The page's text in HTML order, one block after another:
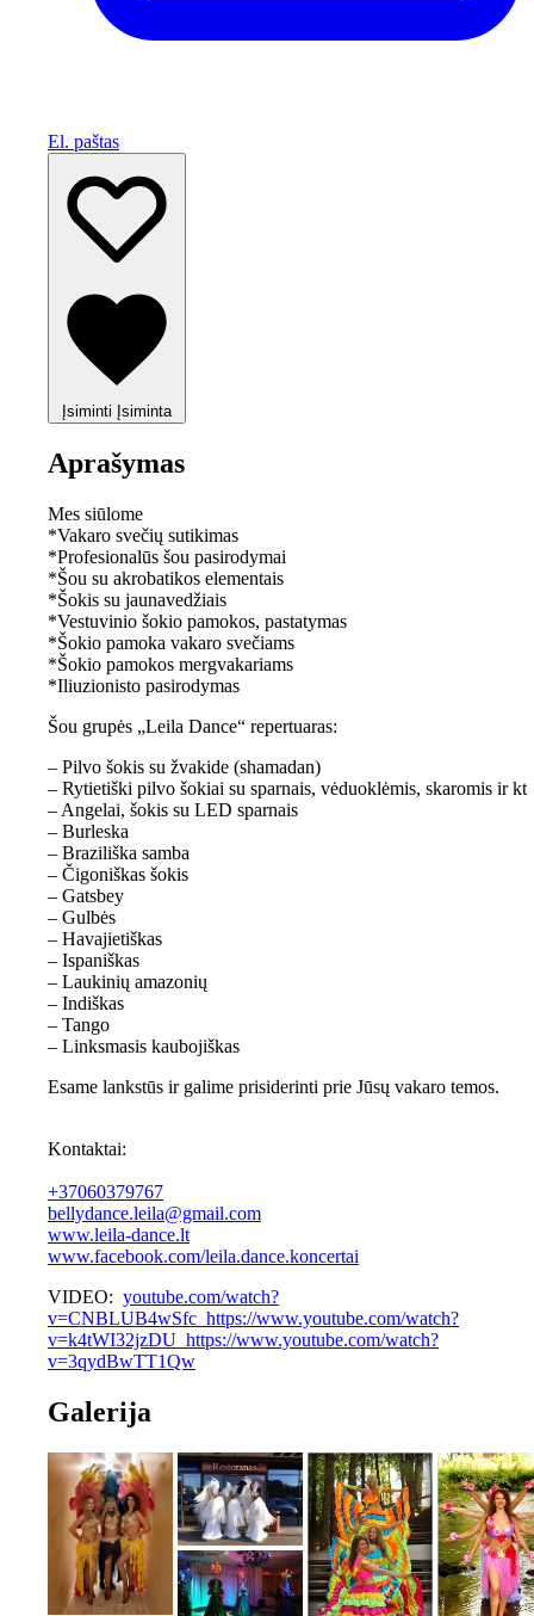
El. paštas
Įsiminti Įsiminta
Aprašymas
Mes siūlome
*Vakaro svečių sutikimas
*Profesionalūs šou pasirodymai
*Šou su akrobatikos elementais
*Šokis su jaunavedžiais
*Vestuvinio šokio pamokos, pastatymas
*Šokio pamoka vakaro svečiams
*Šokio pamokos mergvakariams
*Iliuzionisto pasirodymas
Šou grupės „Leila Dance“ repertuaras:
– Pilvo šokis su žvakide (shamadan)
– Rytietiški pilvo šokiai su sparnais, vėduoklėmis, skaromis ir kt
– Angelai, šokis su LED sparnais
– Burleska
– Braziliška samba
– Čigoniškas šokis
– Gatsbey
– Gulbės
– Havajietiškas
– Ispaniškas
– Laukinių amazonių
– Indiškas
– Tango
– Linksmasis kaubojiškas
Esame lankstūs ir galime prisiderinti prie Jūsų vakaro temos.
Kontaktai:
+37060379767
bellydance.leila@gmail.com
www.leila-dance.lt
www.facebook.com/leila.dance.koncertai
VIDEO: youtube.com/watch?
v=CNBLUB4wSfc https://www.youtube.com/watch?
v=k4tWI32jzDU https://www.youtube.com/watch?
v=3qydBwTT1Qw
Galerija